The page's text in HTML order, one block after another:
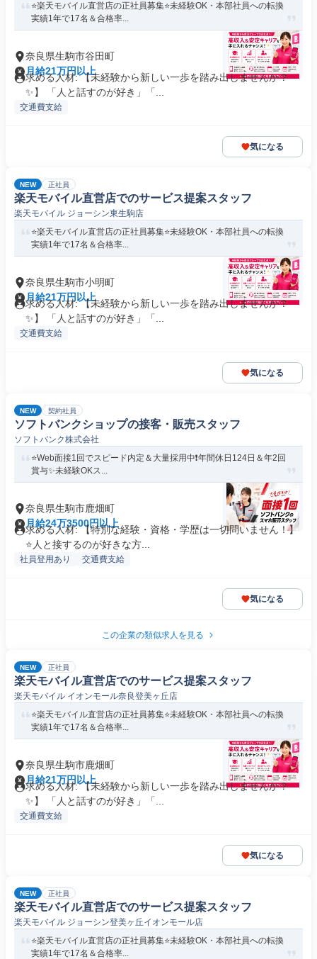
⭐️楽天モバイル直営店の正社員募集⭐️未経験OK・本部社員への転換
実績1年で17名＆合格率...
奈良県生駒市谷田町
月給21万円以上
求める人材: 【未経験から新しい一歩を踏み出しませんか？
✨】 「人と話すのが好き」「...
交通費支給
気になる
NEW 正社員
楽天モバイル直営店でのサービス提案スタッフ
楽天モバイル ジョーシン東生駒店
⭐️楽天モバイル直営店の正社員募集⭐️未経験OK・本部社員への転換
実績1年で17名＆合格率...
奈良県生駒市小明町
月給21万円以上
求める人材: 【未経験から新しい一歩を踏み出しませんか？
✨】 「人と話すのが好き」「...
交通費支給
気になる
NEW 契約社員
ソフトバンクショップの接客・販売スタッフ
ソフトバンク株式会社
⭐️Web面接1回でスピード内定＆大量採用中❗️年間休日124日＆年2回
賞与✨未経験OKス...
奈良県生駒市鹿畑町
月給24万3500円以上
求める人材: 【特別な経験・資格・学歴は一切問いません！】
⭐人と接するのが好きな方...
社員登用あり 交通費支給
気になる
この企業の類似求人を見る
NEW 正社員
楽天モバイル直営店でのサービス提案スタッフ
楽天モバイル イオンモール奈良登美ヶ丘店
⭐️楽天モバイル直営店の正社員募集⭐️未経験OK・本部社員への転換
実績1年で17名＆合格率...
奈良県生駒市鹿畑町
月給21万円以上
求める人材: 【未経験から新しい一歩を踏み出しませんか？
✨】 「人と話すのが好き」「...
交通費支給
気になる
NEW 正社員
楽天モバイル直営店でのサービス提案スタッフ
楽天モバイル ジョーシン登美ヶ丘イオンモール店
⭐️楽天モバイル直営店の正社員募集⭐️未経験OK・本部社員への転換
実績1年で17名＆合格率...